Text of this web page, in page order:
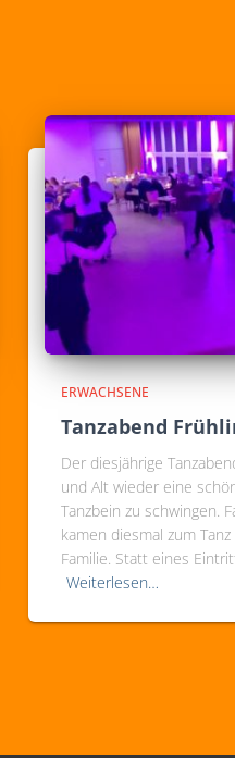
ERWACHSENE
Tanzabend
Der diesjährige
und Alt wieder eine
Tanzbein zu schwingen.
kamen diesmal zum
Familie. Statt eines
Weiterlesen…